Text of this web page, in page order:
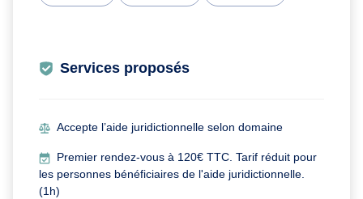
Services proposés
Accepte l’aide juridictionnelle selon domaine
Premier rendez-vous à 120€ TTC. Tarif réduit pour
les personnes bénéficiaires de l'aide juridictionnelle.
(1h)